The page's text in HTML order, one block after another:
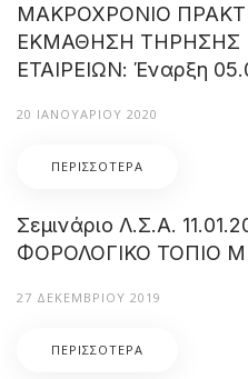
ΜΑΚΡΟΧΡΟΝΙΟ
ΕΚΜΑΘΗΣΗ ΤΗΡΗΣΗΣ
ΕΤΑΙΡΕΙΩΝ: Έναρξη
20 ΙΑΝΟΥΑΡΊΟΥ 2020
ΠΕΡΙΣΣΌΤΕΡΑ
Σεμινάριο Λ.Σ.Α.
ΦΟΡΟΛΟΓΙΚΟ ΤΟΠΙΟ
27 ΔΕΚΕΜΒΡΊΟΥ 2019
ΠΕΡΙΣΣΌΤΕΡΑ